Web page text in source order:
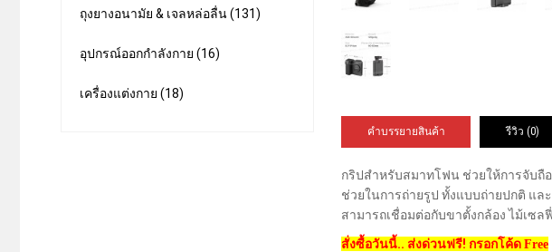
ถุงยางอนามัย & เจลหล่อลื่น (131)
อุปกรณ์ออกกำลังกาย (16)
เครื่องแต่งกาย (18)
คำบรรยายสินค้า รีวิว (0)
กริปสำหรับสมาทโฟน ช่วยให้การจับถื
ช่วยในการถ่ายรูป ทั้งแบบถ่ายปกติ แล
สามารถเชื่อมต่อกับขาตั้งกล้อง ไม้เซล
สั่งซื้อวันนี้.. ส่งด่วนฟรี! กรอกโค้ด Free